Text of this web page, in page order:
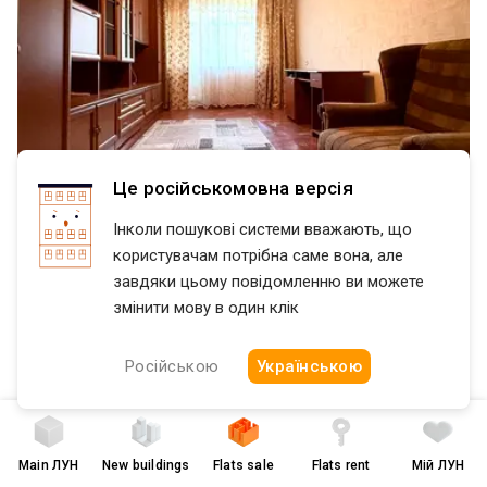
Нижнесыроватская улица, 37
Продаж 1-кімнатної квартири по вул. Нижньосироватська 20 500
$ торг пропонуй СВОЮ ЦІНУ! Є можливість придбати обєкт за
програмами: єВідновлення/житловий ваучер Комфортний 3/5
1 room with renovation
MainЛУН New buildings Flats sale Flats rent Мій ЛУН
Це російськомовна версія
Інколи пошукові системи вважають, що
користувачам потрібна саме вона, але
завдяки цьому повідомленню ви можете
змінити мову в один клік
Російською Українською